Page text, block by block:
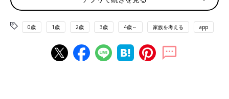
0歳 1歳 2歳 3歳 4歳～ 家族を考える app